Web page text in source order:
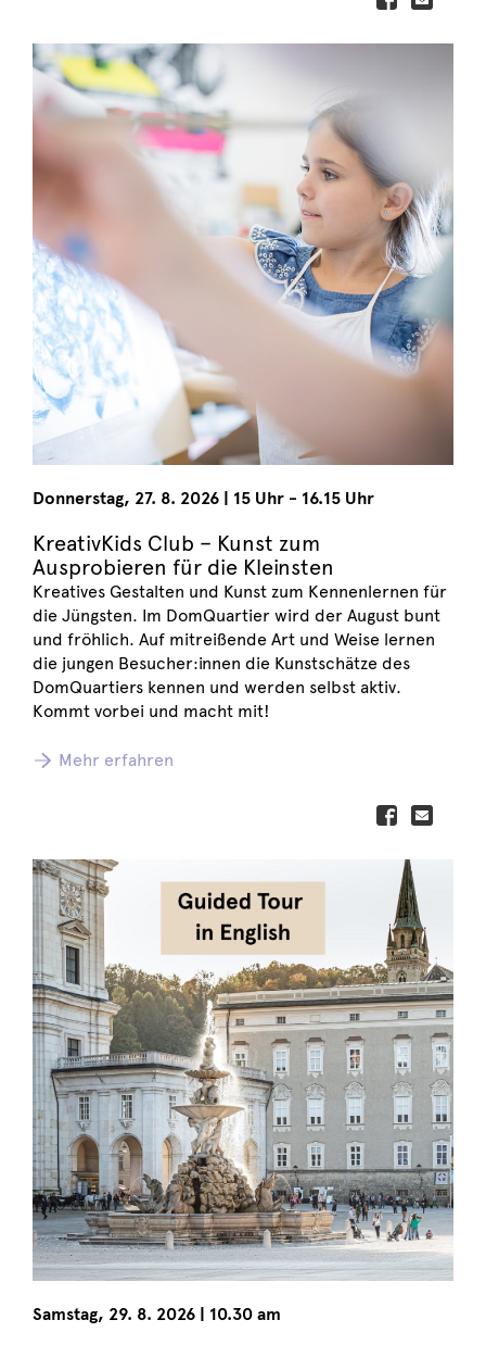
Donnerstag, 27. 8. 2026 | 15 Uhr - 16.15 Uhr
KreativKids Club – Kunst zum
Ausprobieren für die Kleinsten
Kreatives Gestalten und Kunst zum Kennenlernen für
die Jüngsten. Im DomQuartier wird der August bunt
und fröhlich. Auf mitreißende Art und Weise lernen
die jungen Besucher:innen die Kunstschätze des
DomQuartiers kennen und werden selbst aktiv.
Kommt vorbei und macht mit!
Mehr erfahren
Samstag, 29. 8. 2026 10.30 am